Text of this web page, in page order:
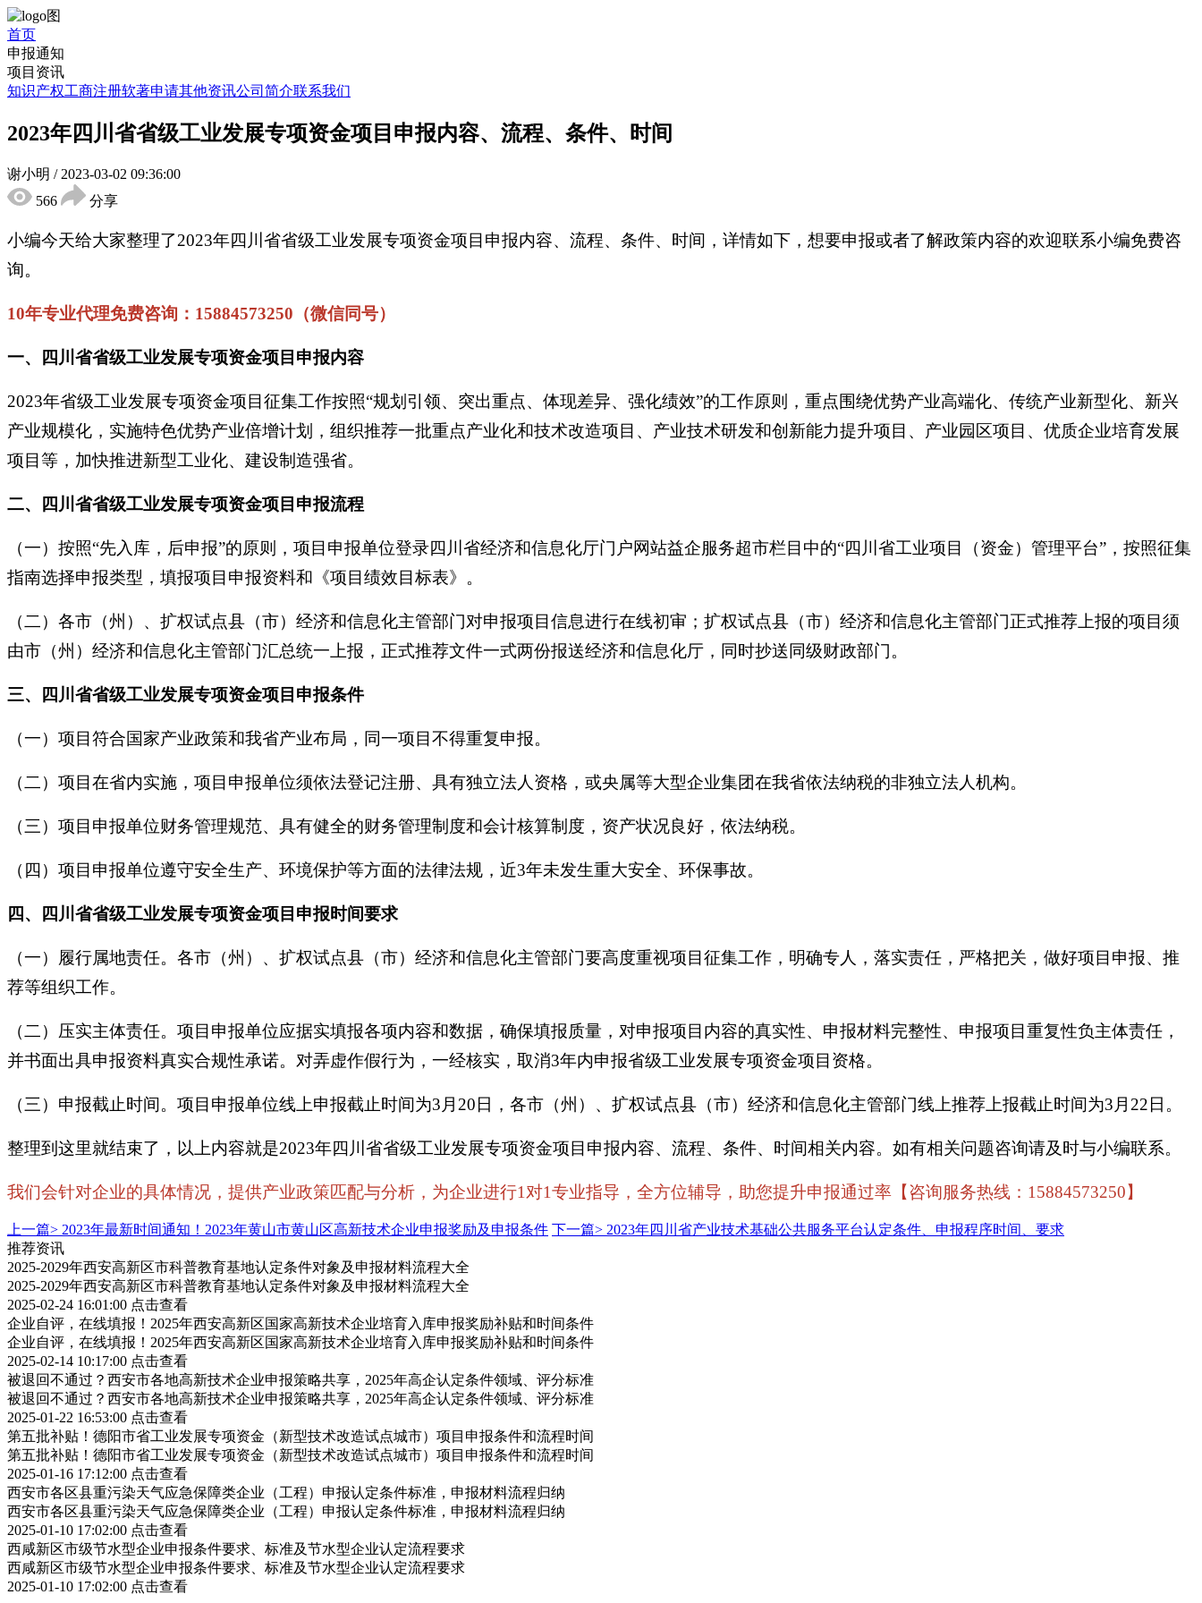
首页
申报通知
项目资讯
知识产权工商注册软著申请其他资讯公司简介联系我们
2023年四川省省级工业发展专项资金项目申报内容、流程、条件、时间
谢小明 / 2023-03-02 09:36:00
566
分享
小编今天给大家整理了2023年四川省省级工业发展专项资金项目申报内容、流程、条件、时间，详情如下，想要申报或者了解政策内容的欢迎联系小编免费咨
询。
10年专业代理免费咨询：15884573250（微信同号）
一、四川省省级工业发展专项资金项目申报内容
2023年省级工业发展专项资金项目征集工作按照“规划引领、突出重点、体现差异、强化绩效”的工作原则，重点围绕优势产业高端化、传统产业新型化、新兴
产业规模化，实施特色优势产业倍增计划，组织推荐一批重点产业化和技术改造项目、产业技术研发和创新能力提升项目、产业园区项目、优质企业培育发展
项目等，加快推进新型工业化、建设制造强省。
二、四川省省级工业发展专项资金项目申报流程
（一）按照“先入库，后申报”的原则，项目申报单位登录四川省经济和信息化厅门户网站益企服务超市栏目中的“四川省工业项目（资金）管理平台”，按照征集
指南选择申报类型，填报项目申报资料和《项目绩效目标表》。
（二）各市（州）、扩权试点县（市）经济和信息化主管部门对申报项目信息进行在线初审；扩权试点县（市）经济和信息化主管部门正式推荐上报的项目须
由市（州）经济和信息化主管部门汇总统一上报，正式推荐文件一式两份报送经济和信息化厅，同时抄送同级财政部门。
三、四川省省级工业发展专项资金项目申报条件
（一）项目符合国家产业政策和我省产业布局，同一项目不得重复申报。
（二）项目在省内实施，项目申报单位须依法登记注册、具有独立法人资格，或央属等大型企业集团在我省依法纳税的非独立法人机构。
（三）项目申报单位财务管理规范、具有健全的财务管理制度和会计核算制度，资产状况良好，依法纳税。
（四）项目申报单位遵守安全生产、环境保护等方面的法律法规，近3年未发生重大安全、环保事故。
四、四川省省级工业发展专项资金项目申报时间要求
（一）履行属地责任。各市（州）、扩权试点县（市）经济和信息化主管部门要高度重视项目征集工作，明确专人，落实责任，严格把关，做好项目申报、推
荐等组织工作。
（二）压实主体责任。项目申报单位应据实填报各项内容和数据，确保填报质量，对申报项目内容的真实性、申报材料完整性、申报项目重复性负主体责任，
并书面出具申报资料真实合规性承诺。对弄虚作假行为，一经核实，取消3年内申报省级工业发展专项资金项目资格。
（三）申报截止时间。项目申报单位线上申报截止时间为3月20日，各市（州）、扩权试点县（市）经济和信息化主管部门线上推荐上报截止时间为3月22日。
整理到这里就结束了，以上内容就是2023年四川省省级工业发展专项资金项目申报内容、流程、条件、时间相关内容。如有相关问题咨询请及时与小编联系。
我们会针对企业的具体情况，提供产业政策匹配与分析，为企业进行1对1专业指导，全方位辅导，助您提升申报通过率【咨询服务热线：15884573250】
上一篇> 2023年最新时间通知！2023年黄山市黄山区高新技术企业申报奖励及申报条件 下一篇> 2023年四川省产业技术基础公共服务平台认定条件、申报程序时间、要求
推荐资讯
2025-2029年西安高新区市科普教育基地认定条件对象及申报材料流程大全
2025-2029年西安高新区市科普教育基地认定条件对象及申报材料流程大全
2025-02-24 16:01:00 点击查看
企业自评，在线填报！2025年西安高新区国家高新技术企业培育入库申报奖励补贴和时间条件
企业自评，在线填报！2025年西安高新区国家高新技术企业培育入库申报奖励补贴和时间条件
2025-02-14 10:17:00 点击查看
被退回不通过？西安市各地高新技术企业申报策略共享，2025年高企认定条件领域、评分标准
被退回不通过？西安市各地高新技术企业申报策略共享，2025年高企认定条件领域、评分标准
2025-01-22 16:53:00 点击查看
第五批补贴！德阳市省工业发展专项资金（新型技术改造试点城市）项目申报条件和流程时间
第五批补贴！德阳市省工业发展专项资金（新型技术改造试点城市）项目申报条件和流程时间
2025-01-16 17:12:00 点击查看
西安市各区县重污染天气应急保障类企业（工程）申报认定条件标准，申报材料流程归纳
西安市各区县重污染天气应急保障类企业（工程）申报认定条件标准，申报材料流程归纳
2025-01-10 17:02:00 点击查看
西咸新区市级节水型企业申报条件要求、标准及节水型企业认定流程要求
西咸新区市级节水型企业申报条件要求、标准及节水型企业认定流程要求
2025-01-10 17:02:00 点击查看